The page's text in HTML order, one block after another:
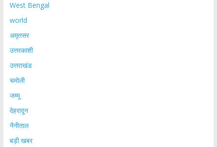
West Bengal
world
अमृतसर
उत्तरकाशी
उत्तराखंड
चमोली
जम्मू
देहरादून
नैनीताल
बड़ी खबर